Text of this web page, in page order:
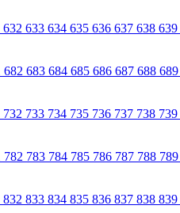
632 633 634 635 636 637 638 639
682 683 684 685 686 687 688 689
732 733 734 735 736 737 738 739
782 783 784 785 786 787 788 789
832 833 834 835 836 837 838 839